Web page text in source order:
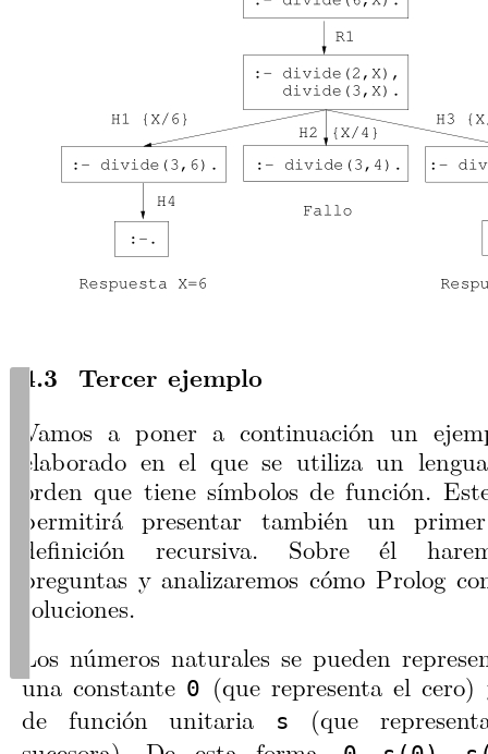
Tabla de Contenidos
1Elementos de un Programa
1.1Hechos
1.2
Reglas
1.3 Variables
2Estructura de un Programa
3Ejemplo en LP
Ejemplos en LPO
4.1Primer ejemplo
4.2Segundo ejemplo
Bibliografía y Recursos
Tercer ejemplo
Vamos a poner a continuación un
elaborado en el que se utiliza un
orden que tiene símbolos de función.
permitirá presentar también un
definición recursiva. Sobre él
preguntas y analizaremos cómo Prolog
soluciones.
Los números naturales se pueden
una constante 0 (que representa el
de función unitaria
s
(que